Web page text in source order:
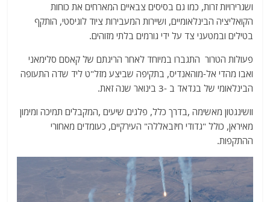
ושגרירויות זרות, כמו גם בסיסים צבאיים המארחים את כוחות
הקואליציה הבינלאומיים, ושיירות המעבירות ציוד לוגיסטי, הותקף
בטילים ובמטעני צד על ידי גורמים בלתי מזוהים.
פעולות הטרור התגברו במיוחד לאחר הריגתם של קאסם סלימאני
ואבו מהדי אל-מוהאנדיס, בתקיפה שביצע מזל"ט ליד שדה התעופה
הבינלאומי של בגדאד ב -3 בינואר שנה זאת.
וושינגטון מאשימה ,בדרך כלל, פלגים שיעים ,המקבלים תמיכה ומימון
מאיראן, כולל "גדודי חיזבאללה" העירקיים, כעומדים מאחורי
ההתקפות.